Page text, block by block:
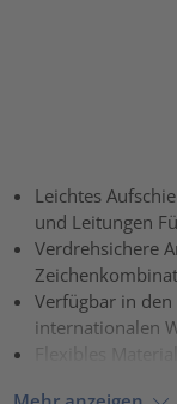
Leichtes
und Leitungen
Verdrehsichere
Verfügbar in
internationalen